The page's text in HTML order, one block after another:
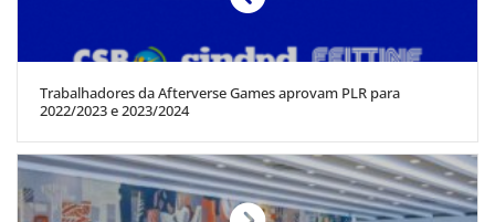
Trabalhadores da Afterverse Games aprovam PLR para
2022/2023 e 2023/2024